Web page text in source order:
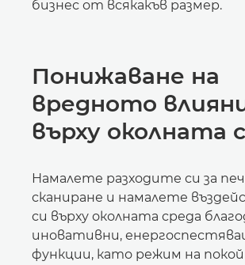
бизнес от всякакъв размер.
Понижаване на
вредното
върху околната
Намалете разходите си за
сканиране и намалете
си върху околната среда
иновативни,
функции, като режим на